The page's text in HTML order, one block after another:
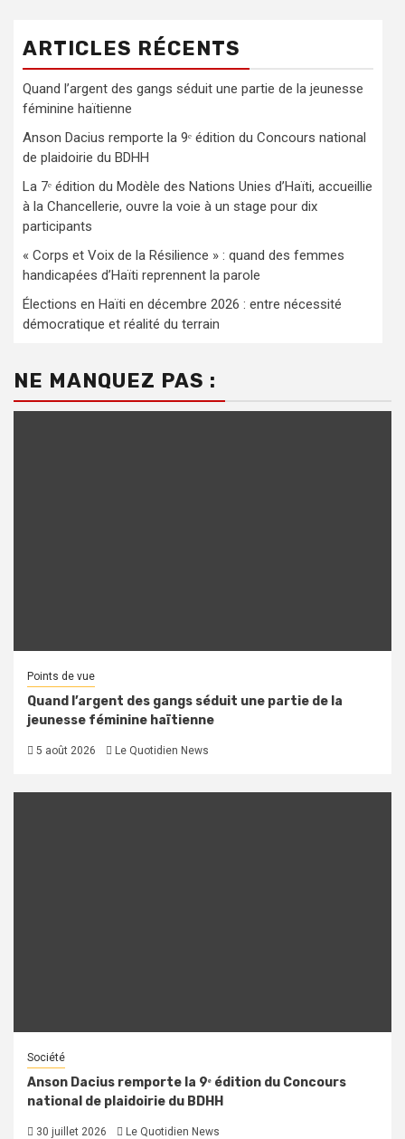
ARTICLES RÉCENTS
Quand l’argent des gangs séduit une partie de la jeunesse
féminine haïtienne
Anson Dacius remporte la 9ᵉ édition du Concours national
de plaidoirie du BDHH
La 7ᵉ édition du Modèle des Nations Unies d’Haïti, accueillie
à la Chancellerie, ouvre la voie à un stage pour dix
participants
« Corps et Voix de la Résilience » : quand des femmes
handicapées d’Haïti reprennent la parole
Élections en Haïti en décembre 2026 : entre nécessité
démocratique et réalité du terrain
NE MANQUEZ PAS :
Points de vue
Quand l’argent des gangs séduit une partie de la
jeunesse féminine haïtienne
5 août 2026 Le Quotidien News
Société
Anson Dacius remporte la 9ᵉ édition du Concours
national de plaidoirie du BDHH
30 juillet 2026 Le Quotidien News